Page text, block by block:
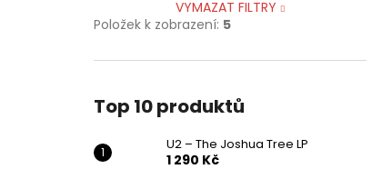
VYMAZAT FILTRY
Položek k zobrazení: 5
Top 10 produktů
U2 – The Joshua Tree LP
1 290 Kč